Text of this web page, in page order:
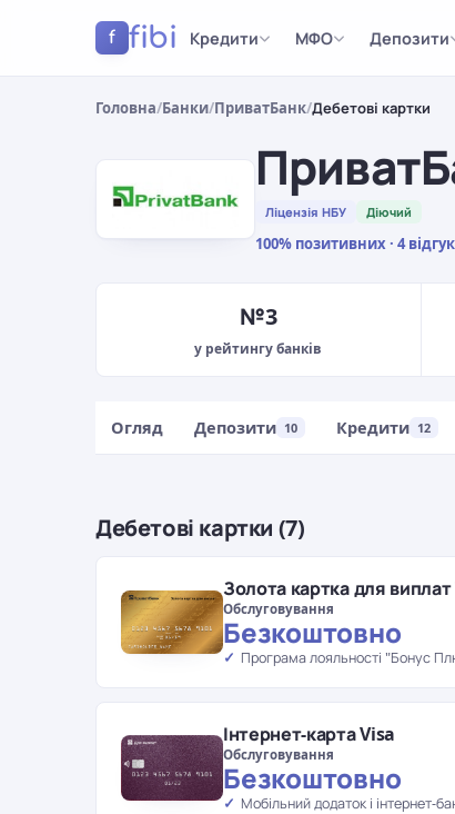
f fibi Кредити МФО Депозити
Головна/Банки/ПриватБанк/Дебетові картки
Ліцензія НБУ Діючий
100% позитивних · 4
№3
у рейтингу банків
Огляд Депозити 10 Кредити 12
Дебетові картки (7)
Золота картка для виплат
Обслуговування
Безкоштовно
Програма лояльності "Бонус
Інтернет-карта Visa
Обслуговування
Безкоштовно
Мобільний додаток і інтернет-